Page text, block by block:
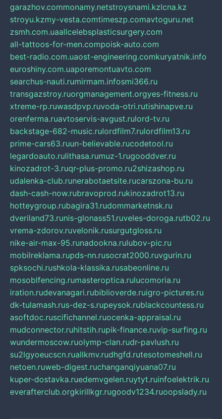
garazhov.commonamy.netstroysnami.kzlcna.kz
stroyu.kzmy-vesta.comtimeszp.comavtoguru.net
zsmh.com.uaallcelebsplasticsurgery.com
all-tattoos-for-men.compoisk-auto.com
best-radio.com.uaost-engineering.comkuryatnik.info
euroshiny.com.uaporemontuavto.com
searchus-nauti.rumirmam.infosmi366.ru
transgazstroy.ruorgmanagement.orgyes-fitness.ru
xtreme-rp.ruwasdpvp.ruvoda-otri.rutishinapve.ru
orenferma.ruavtoservis-avgust.rulord-tv.ru
backstage-682-music.rulordfilm7.rulordfilm13.ru
prime-cars63.ruun-believable.rucodetool.ru
legardoauto.rulithasa.rumuz-1.rugooddver.ru
kinozadrot-3.ruqr-plus-promo.ru2shizashop.ru
udalenka-club.runerabotaetsite.rucarszona-bu.ru
dash-cash-now.rubravoprod.rukinozadrot13.ru
hotteygroup.rubagira31.rudommarketnsk.ru
dveriland73.runis-glonass51.ruveles-doroga.rutb02.ru
vrema-zdorov.ruvelonik.rusurgutgloss.ru
nike-air-max-95.runadookna.rulubov-pic.ru
mobilreklama.rupds-nn.rusocrat2000.ruvgurin.ru
spksochi.rushkola-klassika.rusabeonline.ru
mosoblfencing.rumasteroptica.rulucomoria.ru
iration.rudevanagari.rubiblioverde.ruigro-pictures.ru
dk-tulamash.rus-dez-s.rupeysok.rublackcountess.ru
asoftdoc.ruscifichannel.ruocenka-appraisal.ru
mudconnector.ruhitstih.rupik-finance.ruvip-surfing.ru
wundermoscow.ruolymp-clan.rudr-pavlush.ru
su2lgyoeucscn.ruallkmv.rudhgfd.rutesotomeshell.ru
netoen.ruweb-digest.ruchanganqiyuana07.ru
kuper-dostavka.ruedemvgelen.ruytyt.ruinfoelektrik.ru
everafterclub.orgkirillkgr.rugoodv1234.ruoopslady.ru